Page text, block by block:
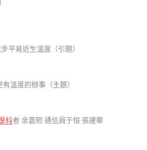
平易近生溫度（引題）
溫度的辦事（主題）
科者 余嘉熙 通信員于恒 張建華